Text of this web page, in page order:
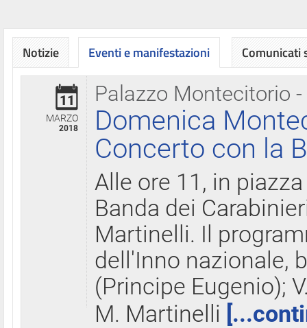
Notizie Eventi e manifestazioni
Palazzo Montecitorio
11
MARZO
2018
Domenica
Concerto con la
Alle ore 11, in
Banda dei
Martinelli. Il
dell'Inno nazionale,
(Principe Eugenio);
M. Martinelli
Comunicati